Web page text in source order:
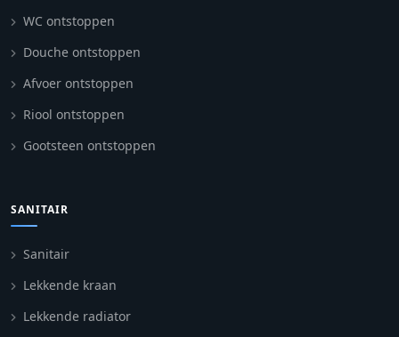
WC ontstoppen
Douche ontstoppen
Afvoer ontstoppen
Riool ontstoppen
Gootsteen ontstoppen
SANITAIR
Sanitair
Lekkende kraan
Lekkende radiator